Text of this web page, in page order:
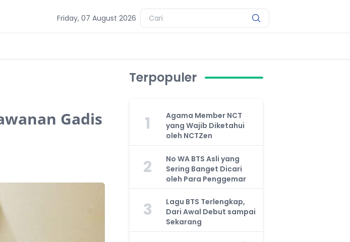
Friday, 07 August 2026
Gadis
Terpopuler
1
Agama Member NCT
yang Wajib Diketahui
oleh NCTZen
2
No WA BTS Asli yang
Sering Banget Dicari
oleh Para Penggemar
3
Lagu BTS Terlengkap,
Dari Awal Debut sampai
Sekarang